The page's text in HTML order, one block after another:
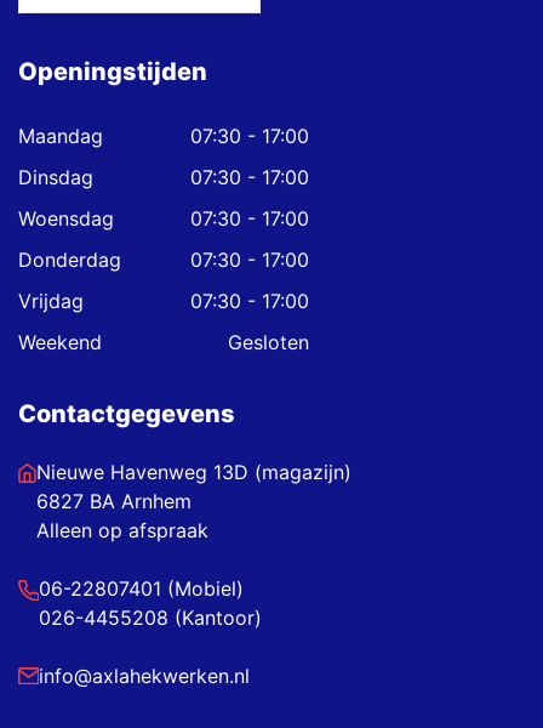
Openingstijden
Maandag
07:30 - 17:00
Dinsdag
07:30 - 17:00
Woensdag
07:30 - 17:00
Donderdag
07:30 - 17:00
Vrijdag
07:30 - 17:00
Weekend
Gesloten
Contactgegevens
Nieuwe Havenweg 13D (magazijn)
6827 BA Arnhem
Alleen op afspraak
06-22807401 (Mobiel)
026-4455208 (Kantoor)
info@axlahekwerken.nl